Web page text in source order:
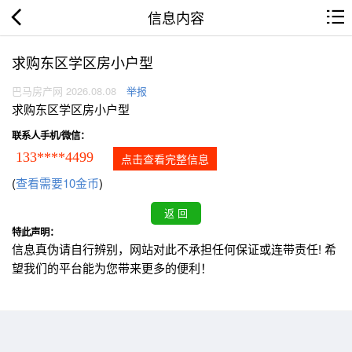
信息内容
求购东区学区房小户型
巴马房产网 2026.08.08 举报
求购东区学区房小户型
联系人手机/微信：
133****4499 点击查看完整信息
(查看需要10金币)
特此声明：
信息真伪请自行辨别，网站对此不承担任何保证或连带责任! 希
望我们的平台能为您带来更多的便利！